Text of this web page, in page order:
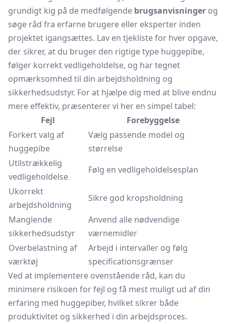
grundigt kig på de medfølgende brugsanvisninger og
søge råd fra erfarne brugere eller eksperter inden
projektet igangsættes. Lav en tjekliste for hver opgave,
der sikrer, at du bruger den rigtige type huggepibe,
følger korrekt vedligeholdelse, og har tegnet
opmærksomhed til din arbejdsholdning og
sikkerhedsudstyr. For at hjælpe dig med at blive endnu
mere effektiv, præsenterer vi her en simpel tabel:
Fejl
Forebyggelse
Forkert valg af
huggepibe
Vælg passende model og
størrelse
Utilstrækkelig
vedligeholdelse
Følg en vedligeholdelsesplan
Ukorrekt
arbejdsholdning
Sikre god kropsholdning
Manglende
sikkerhedsudstyr
Anvend alle nødvendige
værnemidler
Overbelastning af
værktøj
Arbejd i intervaller og følg
specificationsgrænser
Ved at implementere ovenstående råd, kan du
minimere risikoen for fejl og få mest muligt ud af din
erfaring med huggepiber, hvilket sikrer både
produktivitet og sikkerhed i din arbejdsproces.